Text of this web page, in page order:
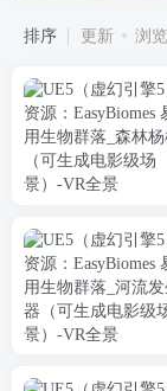
排序 更新 浏览